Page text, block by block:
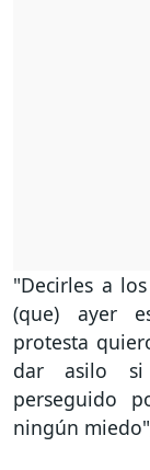
"Decirles a
(que) ayer
protesta
dar asilo si
perseguido
ningún